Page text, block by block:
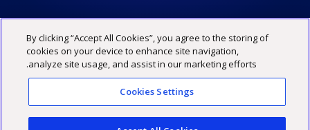
03-6848444
Israel@kpmg.com
מערך היעוץ
נבחרת טכנולוגיה
נבחרת פיננסים
נבחרת נדל”ן
נבחרת ביטוח
הסיפור שלנו
מרכז מידע
שותפים
קריירה
Facebook
Linkedin
מדיניות פרטיות הצהרת נגישות תנאי האתר
By clicking “Accept All Cookies”, you agree to the storing of
cookies on your device to enhance site navigation,
analyze site usage, and assist in our marketing efforts.
Cookies Settings